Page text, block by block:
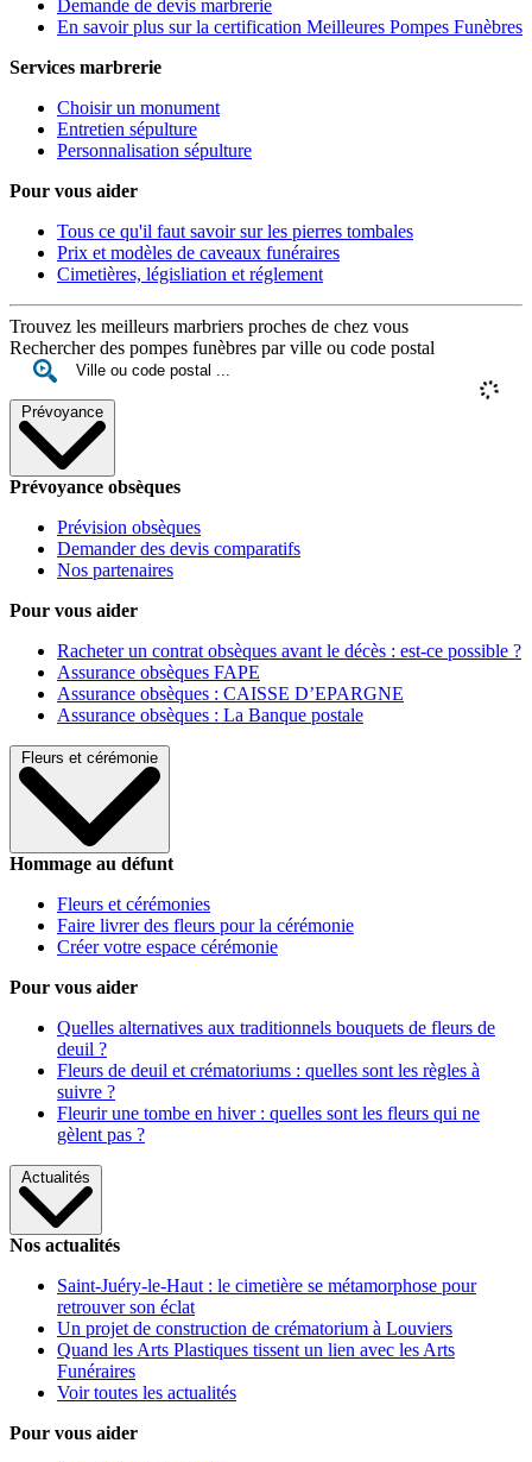
Demande de devis marbrerie
En savoir plus sur la certification Meilleures Pompes Funèbres
Services marbrerie
Choisir un monument
Entretien sépulture
Personnalisation sépulture
Pour vous aider
Tous ce qu'il faut savoir sur les pierres tombales
Prix et modèles de caveaux funéraires
Cimetières, législiation et réglement
Trouvez les meilleurs marbriers proches de chez vous
Rechercher des pompes funèbres par ville ou code postal
Prévoyance
Prévoyance obsèques
Prévision obsèques
Demander des devis comparatifs
Nos partenaires
Pour vous aider
Racheter un contrat obsèques avant le décès : est-ce possible ?
Assurance obsèques FAPE
Assurance obsèques : CAISSE D’EPARGNE
Assurance obsèques : La Banque postale
Fleurs et cérémonie
Hommage au défunt
Fleurs et cérémonies
Faire livrer des fleurs pour la cérémonie
Créer votre espace cérémonie
Pour vous aider
Quelles alternatives aux traditionnels bouquets de fleurs de
deuil ?
Fleurs de deuil et crématoriums : quelles sont les règles à
suivre ?
Fleurir une tombe en hiver : quelles sont les fleurs qui ne
gèlent pas ?
Actualités
Nos actualités
Saint-Juéry-le-Haut : le cimetière se métamorphose pour
retrouver son éclat
Un projet de construction de crématorium à Louviers
Quand les Arts Plastiques tissent un lien avec les Arts
Funéraires
Voir toutes les actualités
Pour vous aider